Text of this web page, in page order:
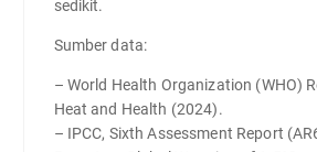
sedikit.
Sumber data:
– World Health Organization (WHO)
Heat and Health (2024).
– IPCC, Sixth Assessment Report